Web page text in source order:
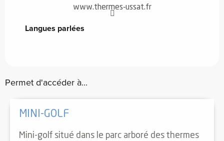
www.thermes-ussat.fr
Langues parlées
Langues parlées
Permet d'accéder à...
MINI-GOLF
Mini-golf situé dans le parc arboré des thermes